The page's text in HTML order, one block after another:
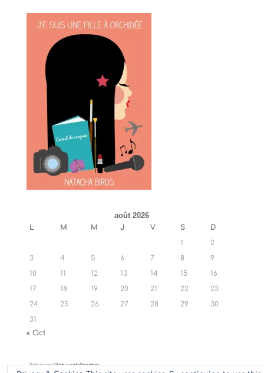
août 2026
L M M J V S
D
1
2
3
4 5 6 7 8
9
10
11 12 13 14 15
16
17
18 19 20 21 22
23
24
25 26 27 28 29
30
31
« Oct
RetrouvezYlansurHellocoton